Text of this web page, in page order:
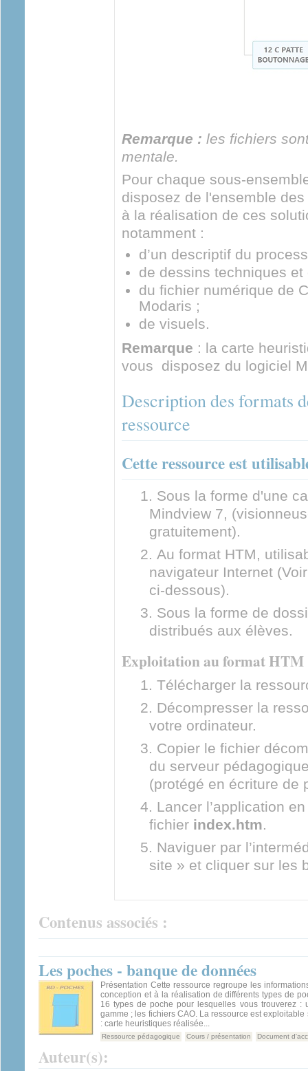
Remarque : les fichiers
mentale.
Pour chaque sous-
disposez de l'ensemble
à la réalisation de ces
notamment :
d’un descriptif du
de dessins techniques
du fichier numérique de
Modaris ;
de visuels.
Remarque : la carte
vous disposez du logiciel
Description des formats
ressource
Cette ressource est
Sous la forme d'une
Mindview 7,
gratuitement).
Au format HTM,
navigateur Internet
ci-dessous).
Sous la forme de
distribués aux élèves.
Exploitation au format HTM
Télécharger la
Décompresser la
votre ordinateur.
Copier le fichier
du serveur
(protégé en écriture de
Lancer l’application
fichier index.htm.
Naviguer par
site » et cliquer sur les
Contenus associés :
Les poches - banque de données
Présentation Cette ressource regroupe les
conception et à la réalisation de différents types de
16 types de poche pour lesquelles vous trouverez :
gamme ; les fichiers CAO. La ressource est exploitable
: carte heuristiques réalisée...
Ressource pédagogique Cours / présentation Document
Auteur(s):